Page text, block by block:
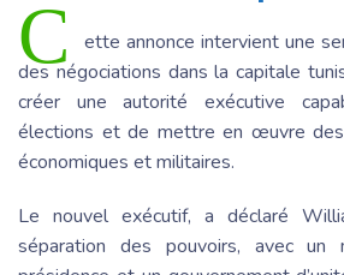
C
ette annonce intervient une
des négociations dans la capitale
créer une autorité exécutive
élections et de mettre en œuvre
économiques et militaires.
Le nouvel exécutif, a déclaré
séparation des pouvoirs, avec un